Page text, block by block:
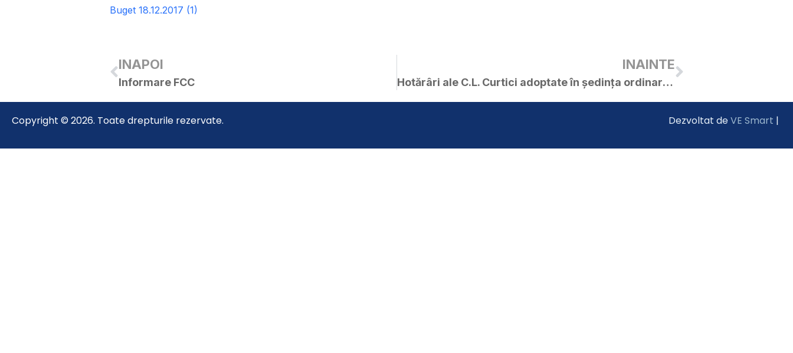
Buget 18.12.2017 (1)
INAPOI
Informare FCC
INAINTE
Hotărâri ale C.L. Curtici adoptate în ședința ordinară din 28.12.2017
Copyright © 2026. Toate drepturile rezervate. Dezvoltat deVE Smart |